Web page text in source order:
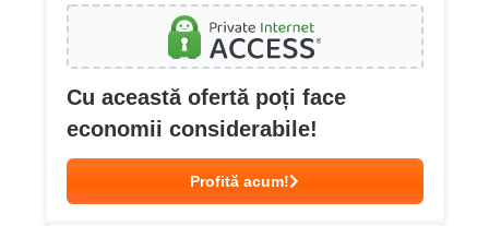
Cu această ofertă poți face
economii considerabile!
Profită acum!